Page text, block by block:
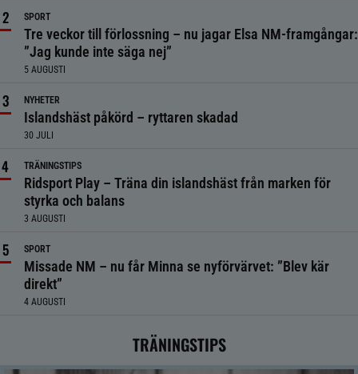
SPORT
Tre veckor till förlossning – nu jagar Elsa NM-framgångar:
”Jag kunde inte säga nej”
5 AUGUSTI
NYHETER
Islandshäst påkörd – ryttaren skadad
30 JULI
TRÄNINGSTIPS
Ridsport Play – Träna din islandshäst från marken för
styrka och balans
3 AUGUSTI
SPORT
Missade NM – nu får Minna se nyförvärvet: ”Blev kär
direkt”
4 AUGUSTI
TRÄNINGSTIPS